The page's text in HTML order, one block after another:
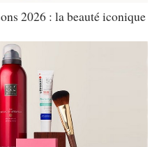
2026 : la beauté iconique